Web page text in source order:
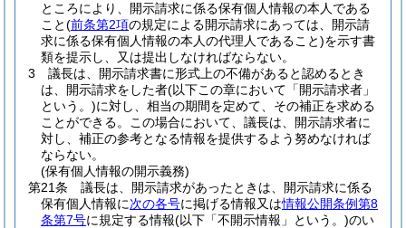
ところにより、開示請求に係る保有個人情報の本人である
こと(前条第2項の規定による開示請求にあっては、開示請
求に係る保有個人情報の本人の代理人であること)を示す書
類を提示し、又は提出しなければならない。
3
議長は、開示請求書に形式上の不備があると認めるとき
は、開示請求をした者(以下この章において「開示請求者」
という。)に対し、相当の期間を定めて、その補正を求める
ことができる。
この場合において、議長は、開示請求者に
対し、補正の参考となる情報を提供するよう努めなければ
ならない。
(保有個人情報の開示義務)
第21条
議長は、開示請求があったときは、開示請求に係る
保有個人情報に次の各号に掲げる情報又は情報公開条例第8
条第7号に規定する情報(以下「不開示情報」という。)のい